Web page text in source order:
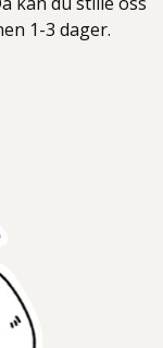
1-3 dager.